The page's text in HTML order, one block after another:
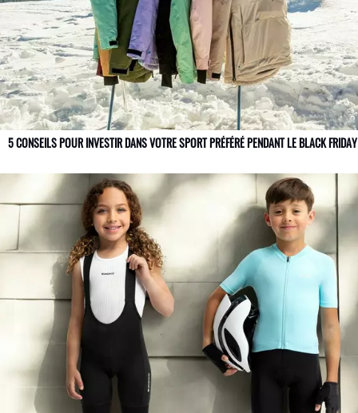
5 CONSEILS POUR INVESTIR DANS VOTRE SPORT PRÉFÉRÉ PENDANT LE BLACK FRIDAY